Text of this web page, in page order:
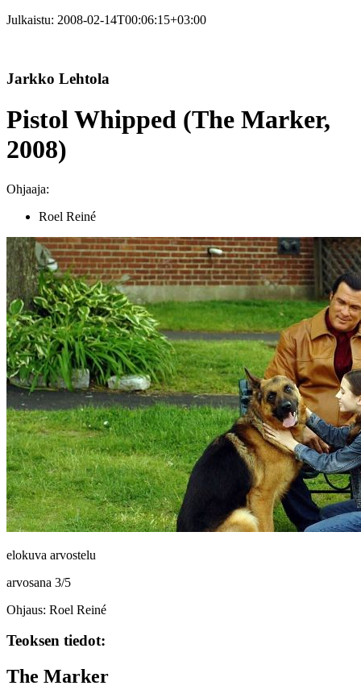
Julkaistu: 2008-02-14T00:06:15+03:00
Jarkko Lehtola
Pistol Whipped (The Marker,
2008)
Ohjaaja:
Roel Reiné
elokuva arvostelu
arvosana 3/5
Ohjaus: Roel Reiné
Teoksen tiedot:
The Marker